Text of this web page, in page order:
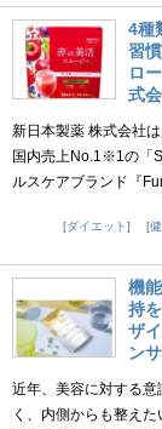
4種
習
ロ
式
新日本製薬 株式会社
国内売上No.1※1の「
ルスケアブランド『
ダイエット
機
持
ザ
ン
近年、美容に対する
く、内側からも整え